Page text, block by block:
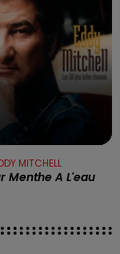
MITCHELL
Menthe A L'eau